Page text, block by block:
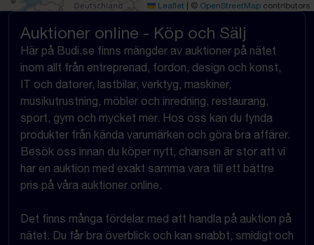
Leaflet © OpenStreetMap contributors
Auktioner online - Köp och Sälj
Här på Budi.se finns mängder av auktioner på nätet
inom allt från entreprenad, fordon, design och konst,
IT och datorer, lastbilar, verktyg, maskiner,
musikutrustning, möbler och inredning, restaurang,
sport, gym och mycket mer. Hos oss kan du fynda
produkter från kända varumärken och göra bra affärer.
Besök oss innan du köper nytt, chansen är stor att vi
har en auktion med exakt samma vara till ett bättre
pris på våra auktioner online.
Det finns många fördelar med att handla på auktion på
nätet. Du får bra överblick och kan snabbt, smidigt och